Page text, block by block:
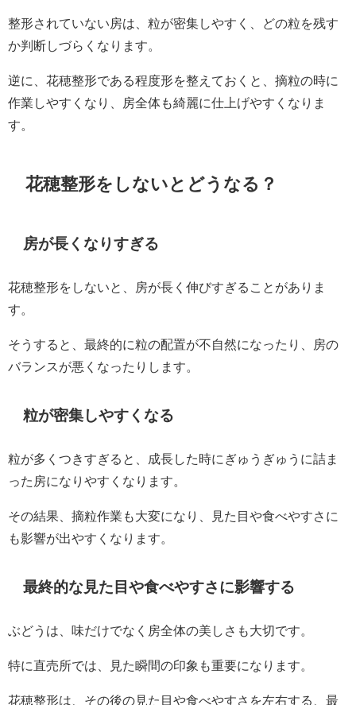
整形されていない房は、粒が密集しやすく、どの粒を残す
か判断しづらくなります。
逆に、花穂整形である程度形を整えておくと、摘粒の時に
作業しやすくなり、房全体も綺麗に仕上げやすくなりま
す。
花穂整形をしないとどうなる？
房が長くなりすぎる
花穂整形をしないと、房が長く伸びすぎることがありま
す。
そうすると、最終的に粒の配置が不自然になったり、房の
バランスが悪くなったりします。
粒が密集しやすくなる
粒が多くつきすぎると、成長した時にぎゅうぎゅうに詰ま
った房になりやすくなります。
その結果、摘粒作業も大変になり、見た目や食べやすさに
も影響が出やすくなります。
最終的な見た目や食べやすさに影響する
ぶどうは、味だけでなく房全体の美しさも大切です。
特に直売所では、見た瞬間の印象も重要になります。
花穂整形は、その後の見た目や食べやすさを左右する、最